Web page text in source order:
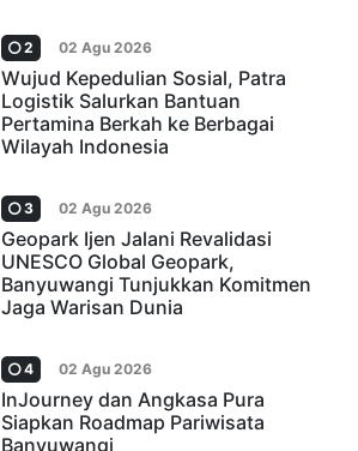
2 02 Agu 2026
Wujud Kepedulian Sosial, Patra
Logistik Salurkan Bantuan
Pertamina Berkah ke Berbagai
Wilayah Indonesia
3 02 Agu 2026
Geopark Ijen Jalani Revalidasi
UNESCO Global Geopark,
Banyuwangi Tunjukkan Komitmen
Jaga Warisan Dunia
4 02 Agu 2026
InJourney dan Angkasa Pura
Siapkan Roadmap Pariwisata
Banyuwangi